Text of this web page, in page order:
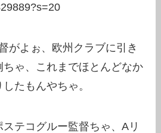
がよぉ、欧州クラブに引き
ゃ、これまでほとんどなか
たもんやちゃ。
テコグルー監督ちゃ、Aリ